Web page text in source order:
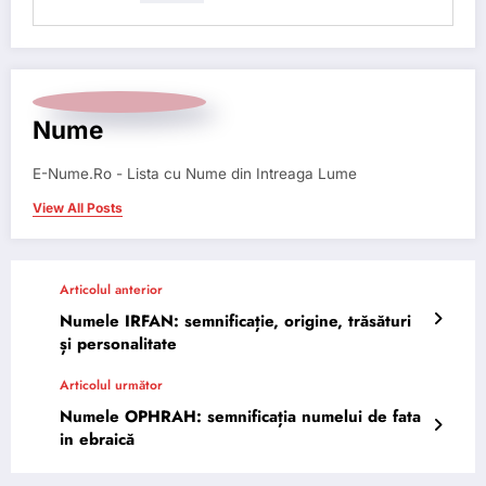
Nume
E-Nume.Ro - Lista cu Nume din Intreaga Lume
View All Posts
Articolul anterior
Numele IRFAN: semnificație, origine, trăsături
și personalitate
Articolul următor
Numele OPHRAH: semnificația numelui de fata
in ebraică